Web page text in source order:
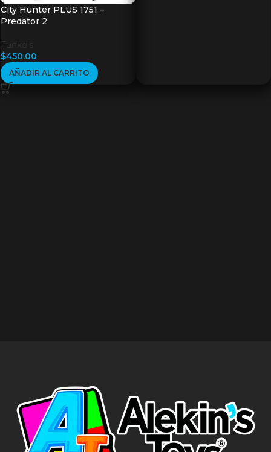
City Hunter PLUS 1751 –
Predator 2
Funko's
$450.00
AÑADIR AL CARRITO